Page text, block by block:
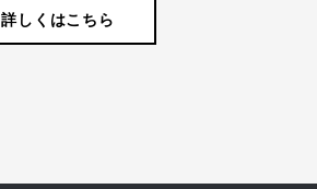
詳しくはこちら